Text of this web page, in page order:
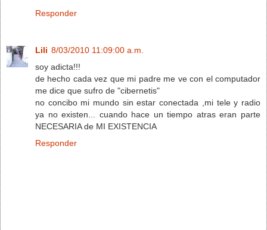
Responder
Lili 8/03/2010 11:09:00 a.m.
soy adicta!!!
de hecho cada vez que mi padre me ve con el computador
me dice que sufro de "cibernetis"
no concibo mi mundo sin estar conectada ,mi tele y radio
ya no existen... cuando hace un tiempo atras eran parte
NECESARIA de MI EXISTENCIA
Responder